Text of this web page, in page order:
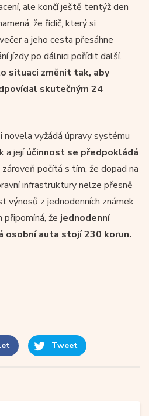
ale končí ještě tentýž den
že řidič, který si
a jeho cesta přesáhne
jízdy po dálnici pořídit další.
situaci změnit tak, aby
skutečným 24
vyžádá úpravy systému
a jejíúčinnost se předpokládá
zároveň počítá s tím, že dopad na
infrastruktury nelze přesně
výnosů z jednodenních známek
že jednodenní
osobní auta stojí 230 korun.
Tweet